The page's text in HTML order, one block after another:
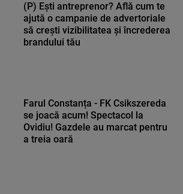
(P) Ești antreprenor? Află cum te
ajută o campanie de advertoriale
să crești vizibilitatea și încrederea
brandului tău
Farul Constanța - FK Csikszereda
se joacă acum! Spectacol la
Ovidiu! Gazdele au marcat pentru
a treia oară